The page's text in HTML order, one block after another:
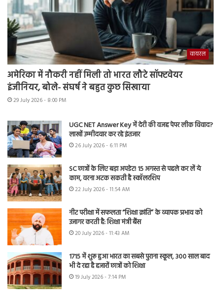
वायरल
अमेरिका में नौकरी नहीं मिली तो भारत लौटे सॉफ्टवेयर
इंजीनियर, बोले- संघर्ष ने बहुत कुछ सिखाया
29 July 2026 - 8:00 PM
UGC NET Answer Key में देरी की वजह पेपर लीक विवाद?
लाखों उम्मीदवार कर रहे इंतजार
26 July 2026 - 6:11 PM
SC छात्रों के लिए बड़ा अपडेट! 15 अगस्त से पहले कर लें ये
काम, वरना अटक सकती है स्कॉलरशिप
22 July 2026 - 11:54 AM
नीट परीक्षा में सफलता “शिक्षा क्रांति” के व्यापक प्रभाव को
उजागर करती है: शिक्षा मंत्री बैंस
20 July 2026 - 11:43 AM
1715 में शुरू हुआ भारत का सबसे पुराना स्कूल, 300 साल बाद
भी दे रहा है हजारों छात्रों को शिक्षा
19 July 2026 - 7:14 PM